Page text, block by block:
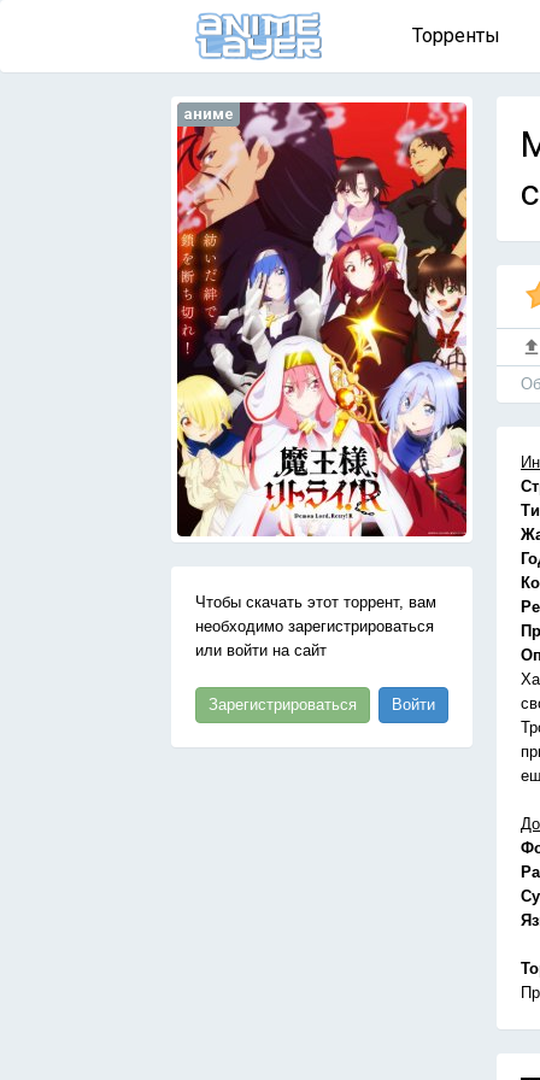
Торренты
аниме
Чтобы скачать этот торрент, вам
необходимо зарегистрироваться
или войти на сайт
Зарегистрироваться Войти